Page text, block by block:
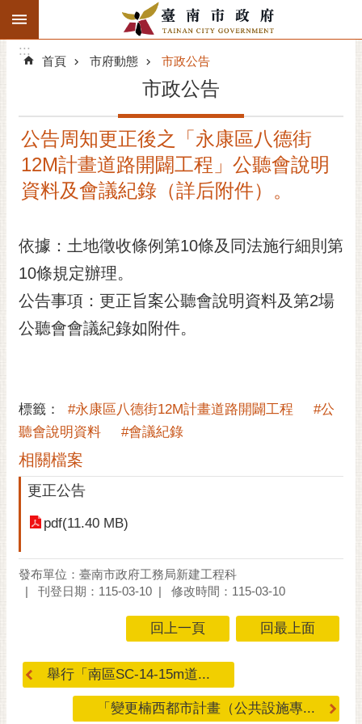
跳到主要內容區塊
搜
階
精彩府城
市府動態
市政資訊
市民互動
偉
哲
螢
光
花
祭
覽
:::
:::
首頁 市府動態 市政公告
市政公告
公告周知更正後之「永康區八德街
12M計畫道路開闢工程」公聽會說明
資料及會議紀錄（詳后附件）。
依據：土地徵收條例第10條及同法施行細則第
10條規定辦理。
公告事項：更正旨案公聽會說明資料及第2場
公聽會會議紀錄如附件。
標籤： #永康區八德街12M計畫道路開闢工程
#公
聽會說明資料
#會議紀錄
相關檔案
更正公告
pdf(11.40 MB)
發布單位：臺南市政府工務局新建工程科
刊登日期：115-03-10
修改時間：115-03-10
回上一頁 回最上面
舉行「南區SC-14-15m道...
「變更楠西都市計畫（公共設施專...